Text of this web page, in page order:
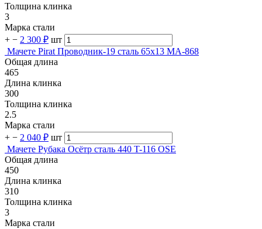
Толщина клинка
3
Марка стали
+ − 2 300 ₽ шт
Мачете Pirat Проводник-19 сталь 65х13 МА-868
Общая длина
465
Длина клинка
300
Толщина клинка
2.5
Марка стали
+ − 2 040 ₽ шт
Мачете Рубака Осётр сталь 440 T-116 OSE
Общая длина
450
Длина клинка
310
Толщина клинка
3
Марка стали